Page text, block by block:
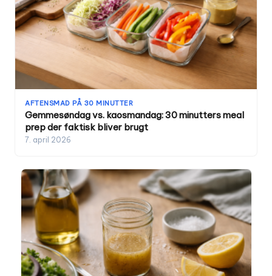
AFTENSMAD PÅ 30 MINUTTER
Gemmesøndag vs. kaosmandag: 30 minutters meal
prep der faktisk bliver brugt
7. april 2026